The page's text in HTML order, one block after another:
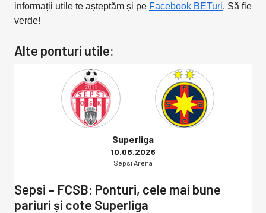
informații utile te așteptăm și pe Facebook BETuri. Să fie
verde!
Alte ponturi utile:
Superliga
10.08.2026
Sepsi Arena
Sepsi – FCSB: Ponturi, cele mai bune
pariuri și cote Superliga